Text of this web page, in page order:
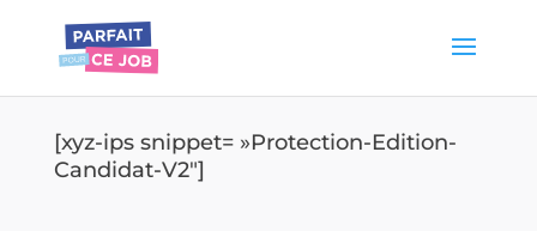
[xyz-ips snippet= »Protection-Edition-
Candidat-V2″]